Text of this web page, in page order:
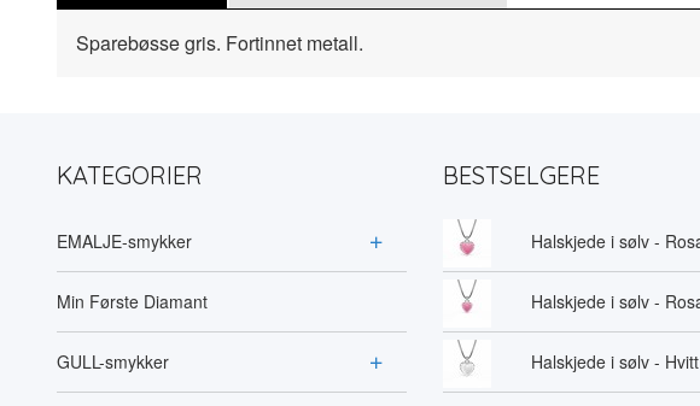
Sparebøsse gris. Fortinnet metall.
KATEGORIER
EMALJE-smykker
Min Første Diamant
GULL-smykker
BESTSELGERE
Halskjede i sølv -
Halskjede i sølv -
Halskjede i sølv -